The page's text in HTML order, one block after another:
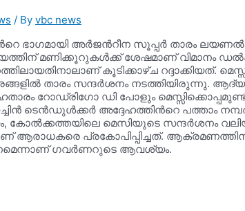
/ By vbc news
ഭാഗമായി അർജൻറീന സൂപ്പർ താരം
മണിക്കൂറുകൾക്ക് ശേഷമാണ് വിമാനം
കൂടിക്കാഴ്ച റദ്ദാക്കിയത്.
താരം സന്ദർശനം നടത്തിയിരുന്നു.
റോഡ്രിഗോ ഡി പോളും
ടെൻഡുൾക്കർ അദ്ദേഹത്തിൻറെ പത്താം നമ്പർ
കോൽക്കത്തയിലെ മെസിയുടെ സന്ദർശനം
ആരാധകരെ പ്രകോപിപ്പിച്ചത്.
ഗവർണറുടെ ആവശ‍്യം.